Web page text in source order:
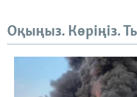
Оқыңыз. Көріңіз.